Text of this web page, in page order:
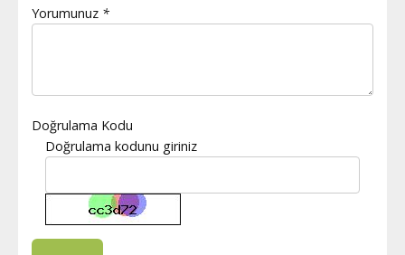
Yorumunuz *
Doğrulama Kodu
Doğrulama kodunu giriniz